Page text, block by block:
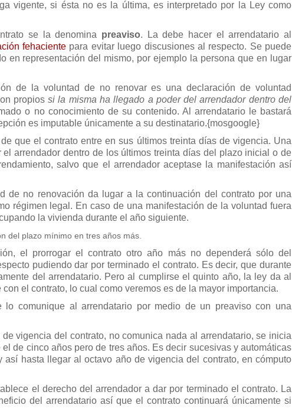
vigente, si ésta no es la última, es interpretado por la Ley como
se la denomina preaviso. La debe hacer el arrendatario al
fehaciente para evitar luego discusiones al respecto. Se puede
en representación del mismo, por ejemplo la persona que en lugar
de la voluntad de no renovar es una declaración de voluntad
propiossi la misma ha llegado a poder del arrendador dentro del
o no conocimiento de su contenido. Al arrendatario le bastará
es imputable únicamente a su destinatario.{mosgoogle}
que el contrato entre en sus últimos treinta días de vigencia. Una
arrendador dentro de los últimos treinta días del plazo inicial o de
salvo que el arrendador aceptase la manifestación así
de no renovación da lugar a la continuación del contrato por una
régimen legal. En caso de una manifestación de la voluntad fuera
la vivienda durante el año siguiente.
del plazo mínimo en tres años más.
el prorrogar el contrato otro año más no dependerá sólo del
pudiendo dar por terminado el contrato. Es decir, que durante
del arrendatario. Pero al cumplirse el quinto año, la ley da al
el contrato, lo cual como veremos es de la mayor importancia.
comunique al arrendatario por medio de un preaviso con una
vigencia del contrato, no comunica nada al arrendatario, se inicia
de cinco años pero de tres años. Es decir sucesivas y automáticas
hasta llegar al octavo año de vigencia del contrato, en cómputo
el derecho del arrendador a dar por terminado el contrato. La
del arrendatario así que el contrato continuará únicamente si